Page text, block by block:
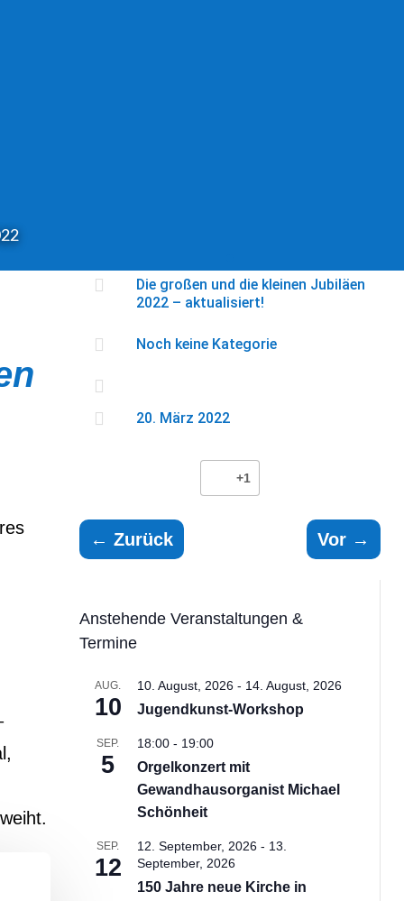

Die großen und die kleinen Jubiläen
2022 – aktualisiert!
 Noch keine Kategorie


20. März 2022
+1
← Zurück Vor→
Anstehende Veranstaltungen &
Termine
AUG.
10
10. August, 2026- 14. August, 2026
Jugendkunst-Workshop
SEP.
5
18:00- 19:00
Orgelkonzert mit
Gewandhausorganist Michael
Schönheit
SEP.
12
12. September, 2026- 13.
September, 2026
150 Jahre neue Kirche in